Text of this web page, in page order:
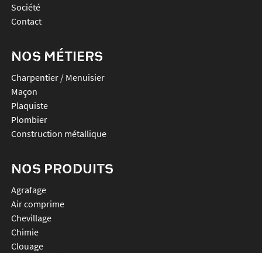
Société
Contact
NOS MÉTIERS
Charpentier / Menuisier
Maçon
Plaquiste
Plombier
Construction métallique
NOS PRODUITS
agrafage
air comprime
chevillage
chimie
clouage